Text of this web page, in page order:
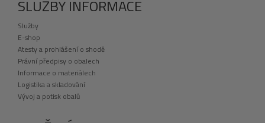
SLUŽBY INFORMACE
Služby
E-shop
Atesty a prohlášení o shodě
Právní předpisy o obalech
Informace o materiálech
Logistika a skladování
Vývoj a potisk obalů